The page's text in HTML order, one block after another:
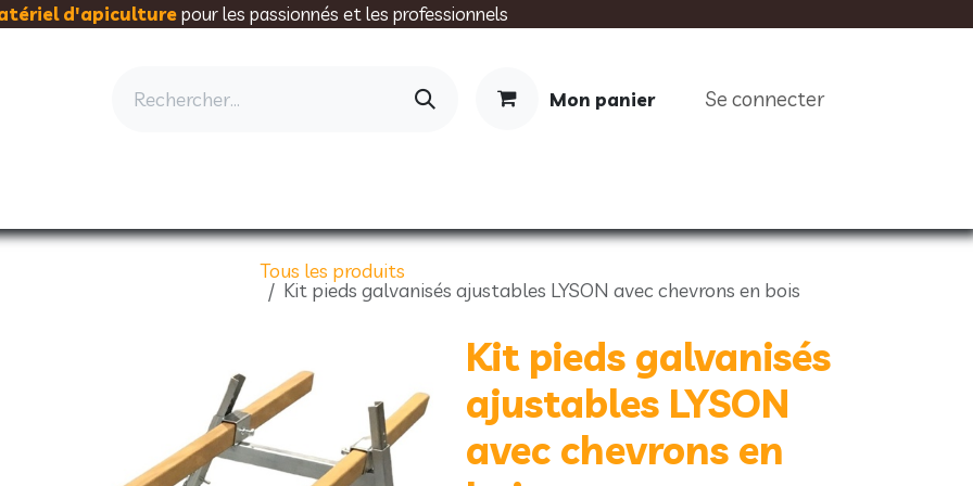
d'apiculturepour les passionnés et les professionnels
Mon panier Se connecter
Tous les produits
Kit pieds galvanisés ajustables LYSON avec chevrons en bois
Kit pieds galvanisés
ajustables LYSON
avec chevrons en